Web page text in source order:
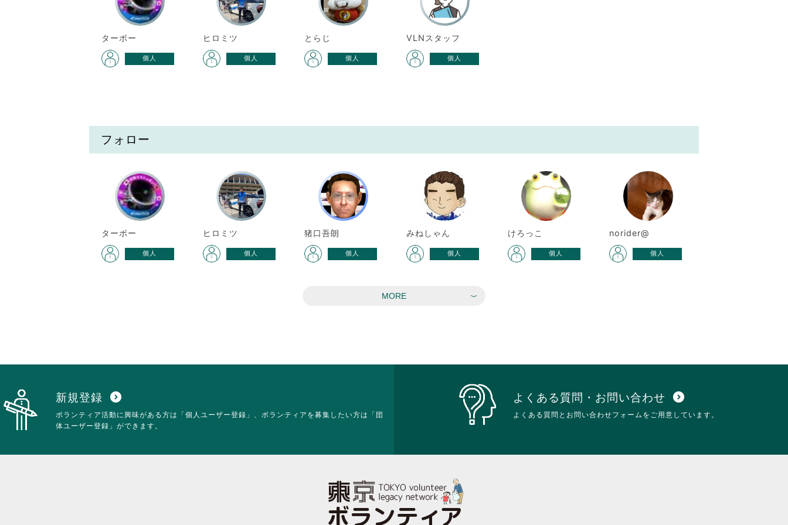
ターボー
個人
ヒロミツ
個人
とらじ
個人
VLNスタッフ
個人
フォロー
ターボー
個人
ヒロミツ
個人
猪口吾朗
個人
みねしゃん
個人
けろっこ
個人
norider@
個人
MORE
新規登録 expand_circle_down
ボランティア活動に興味がある方は「個人ユーザー登録」、ボランティアを募集したい方は「団
体ユーザー登録」ができます。
よくある質問・お問い合わせ expand_circle_down
よくある質問とお問い合わせフォームをご用意しています。